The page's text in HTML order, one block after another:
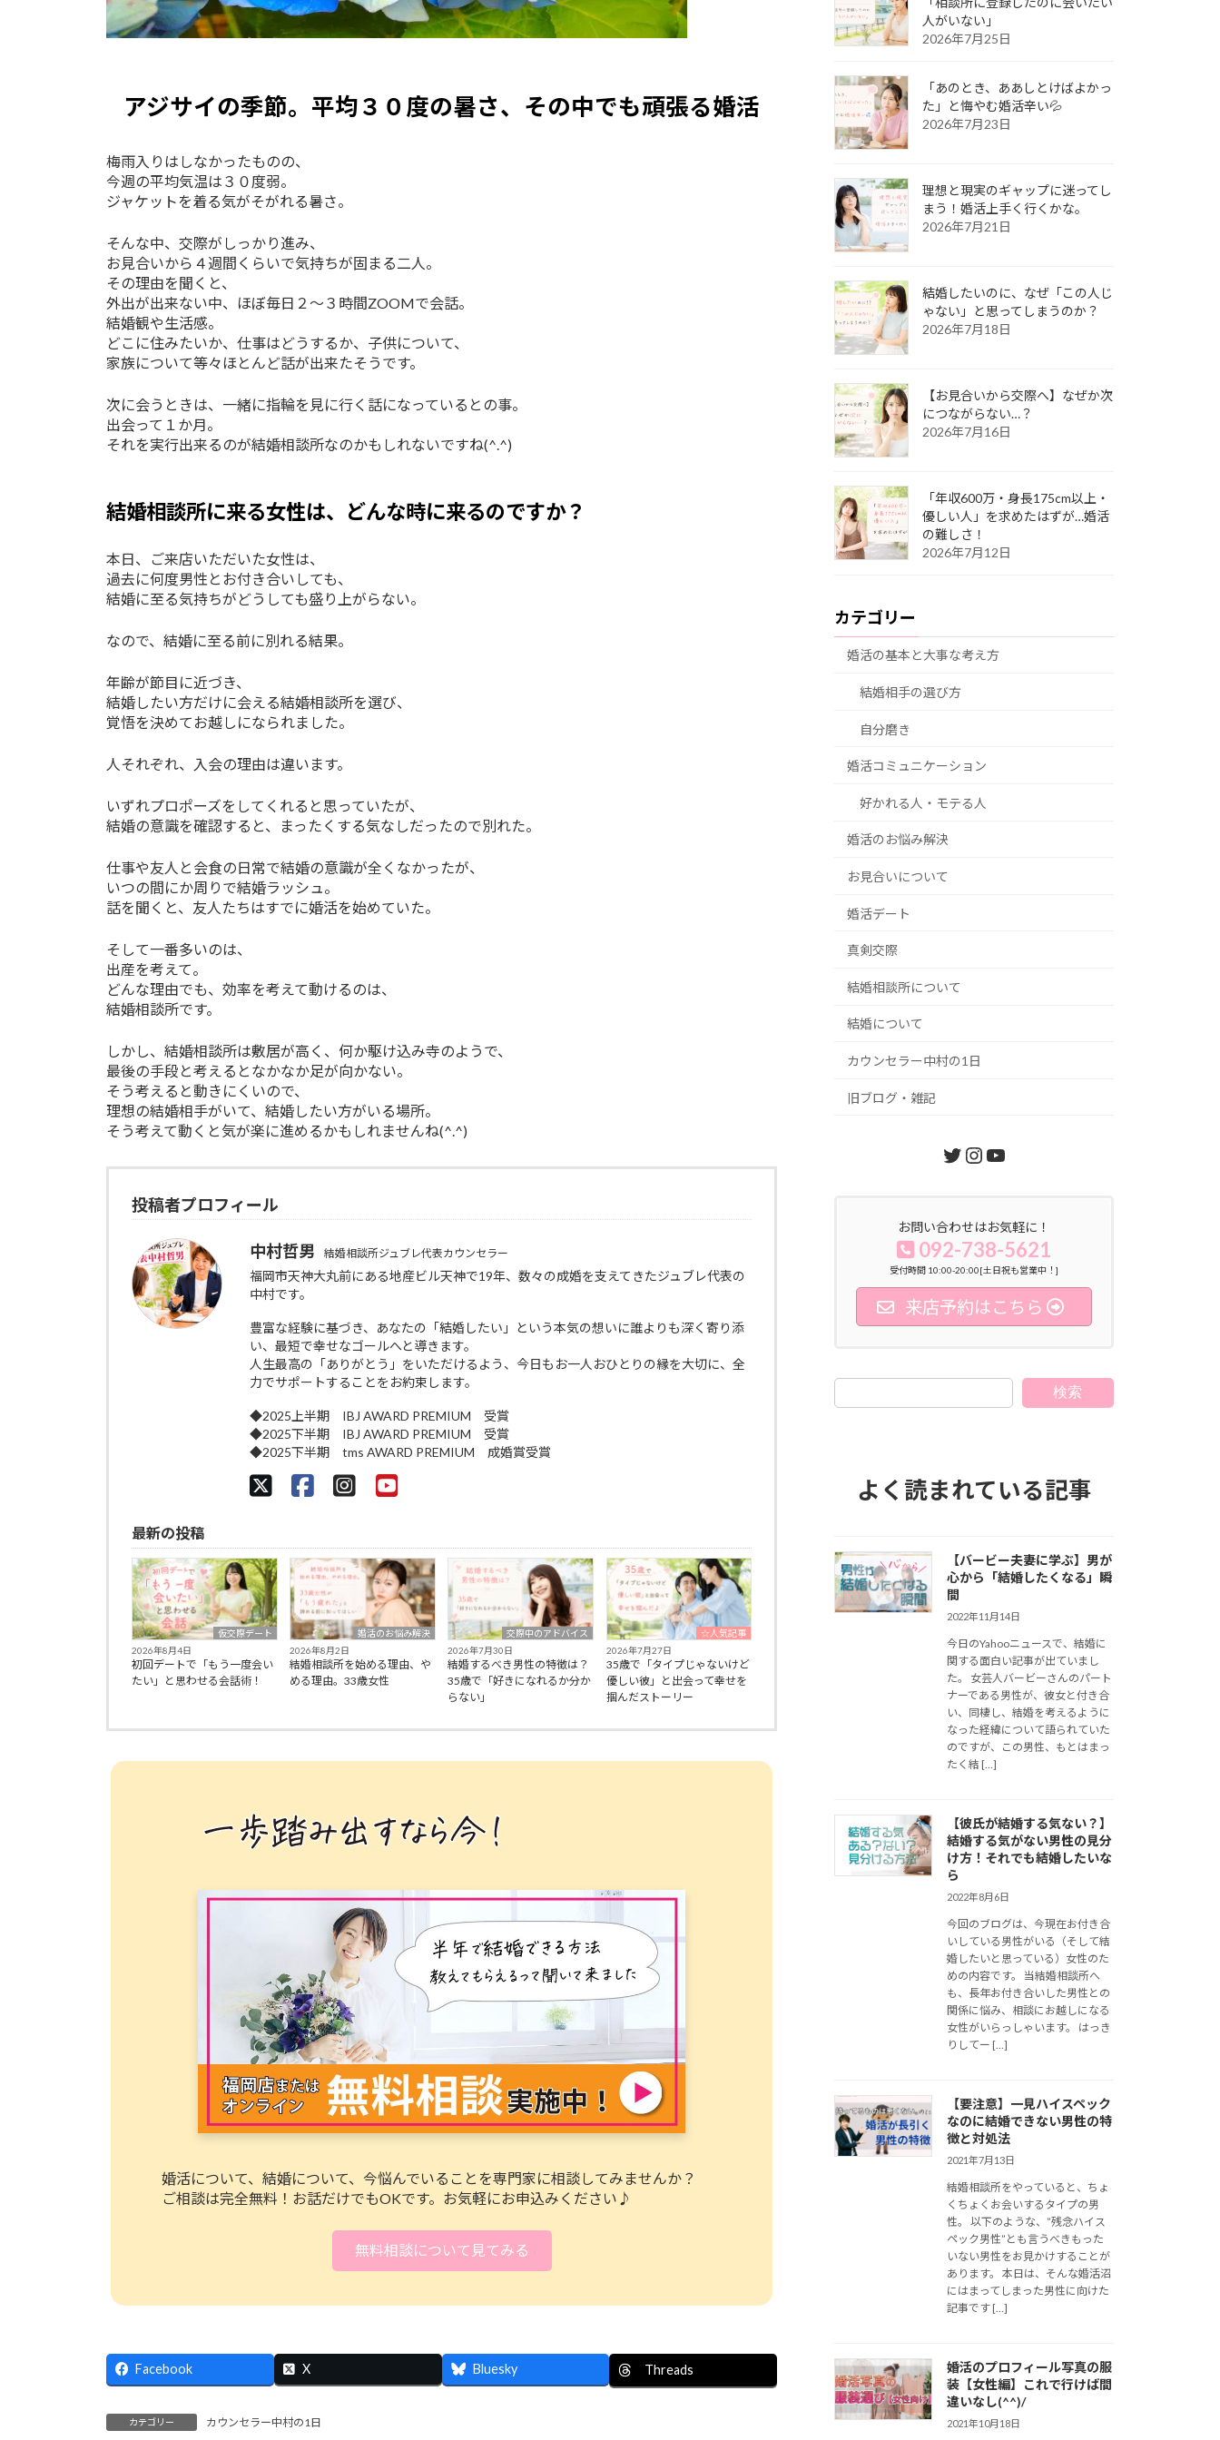
アジサイの季節。平均３０度の暑さ、その中でも頑張る婚活
梅雨入りはしなかったものの、
今週の平均気温は３０度弱。
ジャケットを着る気がそがれる暑さ。
そんな中、交際がしっかり進み、
お見合いから４週間くらいで気持ちが固まる二人。
その理由を聞くと、
外出が出来ない中、ほぼ毎日２～３時間ZOOMで会話。
結婚観や生活感。
どこに住みたいか、仕事はどうするか、子供について、
家族について等々ほとんど話が出来たそうです。
次に会うときは、一緒に指輪を見に行く話になっているとの事。
出会って１か月。
それを実行出来るのが結婚相談所なのかもしれないですね(^.^)
結婚相談所に来る女性は、どんな時に来るのですか？
本日、ご来店いただいた女性は、
過去に何度男性とお付き合いしても、
結婚に至る気持ちがどうしても盛り上がらない。
なので、結婚に至る前に別れる結果。
年齢が節目に近づき、
結婚したい方だけに会える結婚相談所を選び、
覚悟を決めてお越しになられました。
人それぞれ、入会の理由は違います。
いずれプロポーズをしてくれると思っていたが、
結婚の意識を確認すると、まったくする気なしだったので別れた。
仕事や友人と会食の日常で結婚の意識が全くなかったが、
いつの間にか周りで結婚ラッシュ。
話を聞くと、友人たちはすでに婚活を始めていた。
そして一番多いのは、
出産を考えて。
どんな理由でも、効率を考えて動けるのは、
結婚相談所です。
しかし、結婚相談所は敷居が高く、何か駆け込み寺のようで、
最後の手段と考えるとなかなか足が向かない。
そう考えると動きにくいので、
理想の結婚相手がいて、結婚したい方がいる場所。
そう考えて動くと気が楽に進めるかもしれませんね(^.^)
投稿者プロフィール
中村哲男 結婚相談所ジュブレ代表カウンセラー
福岡市天神大丸前にある地産ビル天神で19年、数々の成婚を支えてきたジュブレ代表の
中村です。
豊富な経験に基づき、あなたの「結婚したい」という本気の想いに誰よりも深く寄り添
い、最短で幸せなゴールへと導きます。
人生最高の「ありがとう」をいただけるよう、今日もお一人おひとりの縁を大切に、全
力でサポートすることをお約束します。
◆2025上半期 IBJ AWARD PREMIUM 受賞
◆2025下半期 IBJ AWARD PREMIUM 受賞
◆2025下半期 tms AWARD PREMIUM 成婚賞受賞
最新の投稿
仮交際デート
2026年8月4日
初回デートで「もう一度会い
たい」と思わせる会話術！
婚活のお悩み解決
2026年8月2日
結婚相談所を始める理由、や
める理由。33歳女性
交際中のアドバイス
2026年7月30日
結婚するべき男性の特徴は？
35歳で「好きになれるか分か
らない」
☆人気記事
2026年7月27日
35歳で「タイプじゃないけど
優しい彼」と出会って幸せを
掴んだストーリー
婚活について、結婚について、今悩んでいることを専門家に相談してみませんか？
ご相談は完全無料！お話だけでもOKです。お気軽にお申込みください♪
無料相談について見てみる
Facebook X Bluesky Threads
カテゴリー カウンセラー中村の1日
人がいない」
2026年7月25日
「あのとき、ああしとけばよかっ
た」と悔やむ婚活辛い💦
2026年7月23日
理想と現実のギャップに迷ってし
まう！婚活上手く行くかな。
2026年7月21日
結婚したいのに、なぜ「この人じ
ゃない」と思ってしまうのか？
2026年7月18日
【お見合いから交際へ】なぜか次
につながらない…？
2026年7月16日
「年収600万・身長175cm以上・
優しい人」を求めたはずが…婚活
の難しさ！
2026年7月12日
カテゴリー
婚活の基本と大事な考え方
結婚相手の選び方
自分磨き
婚活コミュニケーション
好かれる人・モテる人
婚活のお悩み解決
お見合いについて
婚活デート
真剣交際
結婚相談所について
結婚について
カウンセラー中村の1日
旧ブログ・雑記
Twitter
Instagram
YouTube
お問い合わせはお気軽に！
092-738-5621
受付時間 10:00-20:00[土日祝も営業中！]
来店予約はこちら
検索
よく読まれている記事
【バービー夫妻に学ぶ】男が
心から「結婚したくなる」瞬
間
2022年11月14日
今日のYahooニュースで、結婚に
関する面白い記事が出ていまし
た。 女芸人バービーさんのパート
ナーである男性が、彼女と付き合
い、同棲し、結婚を考えるように
なった経緯について語られていた
のですが、この男性、もとはまっ
たく結 […]
【彼氏が結婚する気ない？】
結婚する気がない男性の見分
け方！それでも結婚したいな
ら
2022年8月6日
今回のブログは、今現在お付き合
いしている男性がいる（そして結
婚したいと思っている）女性のた
めの内容です。 当結婚相談所へ
も、長年お付き合いした男性との
関係に悩み、相談にお越しになる
女性がいらっしゃいます。 はっき
りしてー […]
【要注意】一見ハイスペック
なのに結婚できない男性の特
徴と対処法
2021年7月13日
結婚相談所をやっていると、ちょ
くちょくお会いするタイプの男
性。 以下のような、”残念ハイス
ペック男性”とも言うべきもった
いない男性をお見かけすることが
あります。 本日は、そんな婚活沼
にはまってしまった男性に向けた
記事です […]
婚活のプロフィール写真の服
装【女性編】これで行けば間
違いなし(^^)/
2021年10月18日